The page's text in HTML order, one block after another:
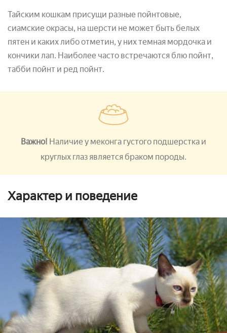
Тайским кошкам присущи разные пойнтовые,
сиамские окрасы, на шерсти не может быть белых
пятен и каких либо отметин, у них темная мордочка и
кончики лап. Наиболее часто встречаются блю пойнт,
табби пойнт и ред пойнт.
Важно! Наличие у меконга густого подшерстка и
круглых глаз является браком породы.
Характер и поведение